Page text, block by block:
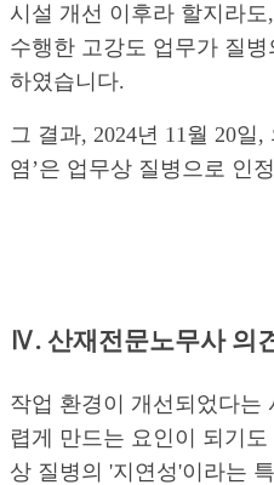
시설 개선 이후라 할지라
수행한 고강도 업무가 질
하였습니다.
그 결과, 2024년 11월 20일
염’은 업무상 질병으로 인
Ⅳ. 산재전문노무사 의
작업 환경이 개선되었다는
렵게 만드는 요인이 되기
상 질병의 '지연성'이라는